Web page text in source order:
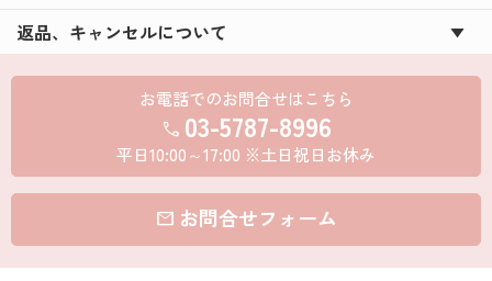
返品、キャンセルについて
お電話でのお問合せはこちら
call 03-5787-8996
平日10:00～17:00 ※土日祝日お休み
mail お問合せフォーム